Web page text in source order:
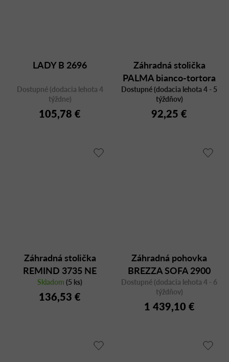
LADY B 2696
Dostupné (dodacia lehota 4
týždne)
105,78 €
Záhradná stolička
PALMA bianco-tortora
Dostupné (dodacia lehota 4 - 5
týždňov)
92,25 €
Záhradná stolička
REMIND 3735 NE
čierna
Skladom (5 ks)
136,53 €
Záhradná pohovka
BREZZA SOFA 2900
Dostupné (dodacia lehota 4 - 6
týždňov)
1 439,10 €